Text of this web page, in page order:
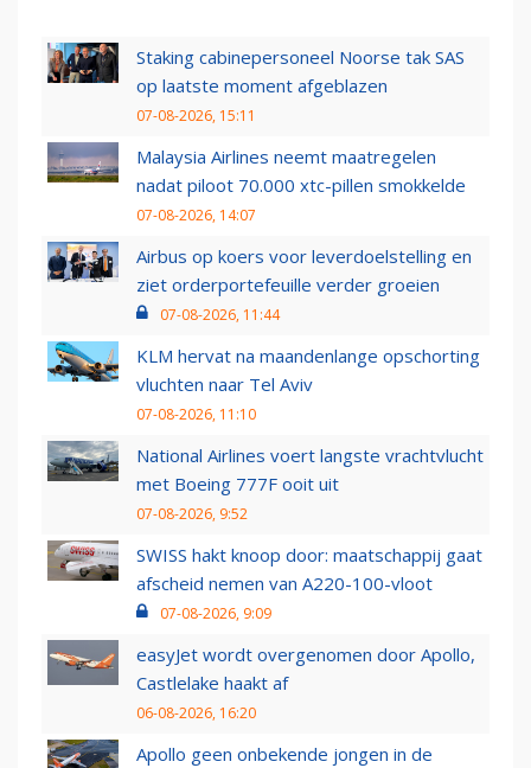
Staking cabinepersoneel Noorse tak SAS
op laatste moment afgeblazen
07-08-2026, 15:11
Malaysia Airlines neemt maatregelen
nadat piloot 70.000 xtc-pillen smokkelde
07-08-2026, 14:07
Airbus op koers voor leverdoelstelling en
ziet orderportefeuille verder groeien
07-08-2026, 11:44
KLM hervat na maandenlange opschorting
vluchten naar Tel Aviv
07-08-2026, 11:10
National Airlines voert langste vrachtvlucht
met Boeing 777F ooit uit
07-08-2026, 9:52
SWISS hakt knoop door: maatschappij gaat
afscheid nemen van A220-100-vloot
07-08-2026, 9:09
easyJet wordt overgenomen door Apollo,
Castlelake haakt af
06-08-2026, 16:20
Apollo geen onbekende jongen in de